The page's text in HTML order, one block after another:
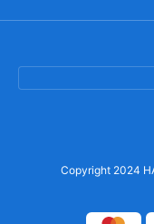
Copyright 2024